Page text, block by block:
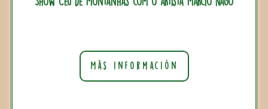
Más información